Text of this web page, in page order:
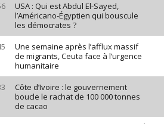
USA : Qui est Abdul El-Sayed,
l’Américano-Égyptien qui bouscule
les démocrates ?
Une semaine après l’afflux massif
de migrants, Ceuta face à l’urgence
humanitaire
Côte d’Ivoire : le gouvernement
boucle le rachat de 100 000 tonnes
de cacao